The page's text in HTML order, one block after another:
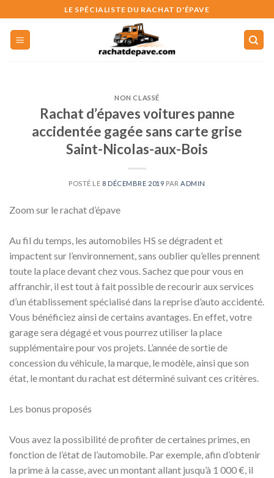
to
content
LE SPÉCIALISTE DU RACHAT D'ÉPAVE
NON CLASSÉ
Rachat d’épaves voitures panne
accidentée gagée sans carte grise
Saint-Nicolas-aux-Bois
POSTÉ LE 8 DÉCEMBRE 2019 PAR ADMIN
Zoom sur le rachat d’épave
Au fil du temps, les automobiles HS se dégradent et
impactent sur l’environnement, sans oublier qu’elles prennent
toute la place devant chez vous. Sachez que pour vous en
affranchir, il est tout à fait possible de recourir aux services
d’un établissement spécialisé dans la reprise d’auto accidenté.
Vous bénéficiez ainsi de certains avantages. En effet, votre
garage sera dégagé et vous pourrez utiliser la place
supplémentaire pour vos projets. L’année de sortie de
concession du véhicule, la marque, le modèle, ainsi que son
état, le montant du rachat est déterminé suivant ces critères.
Les bonus proposés
Vous avez la possibilité de profiter de certaines primes, en
fonction de l’état de l’automobile. Par exemple, afin d’obtenir
la prime à la casse, avec un montant allant jusqu’à 1 000 €, il